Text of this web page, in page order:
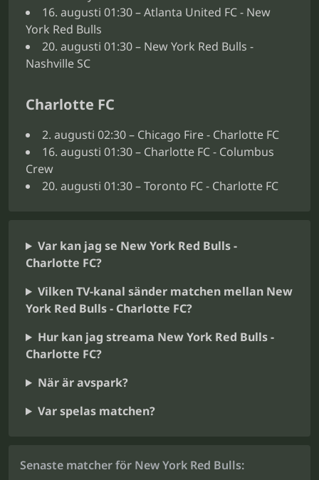
16. augusti 01:30 – Atlanta United FC - New
York Red Bulls
20. augusti 01:30 – New York Red Bulls -
Nashville SC
Charlotte FC
2. augusti 02:30 – Chicago Fire - Charlotte FC
16. augusti 01:30 – Charlotte FC - Columbus
Crew
20. augusti 01:30 – Toronto FC - Charlotte FC
Var kan jag se New York Red Bulls -
Charlotte FC?
Vilken TV-kanal sänder matchen mellan New
York Red Bulls - Charlotte FC?
Hur kan jag streama New York Red Bulls -
Charlotte FC?
När är avspark?
Var spelas matchen?
Senaste matcher för New York Red Bulls: